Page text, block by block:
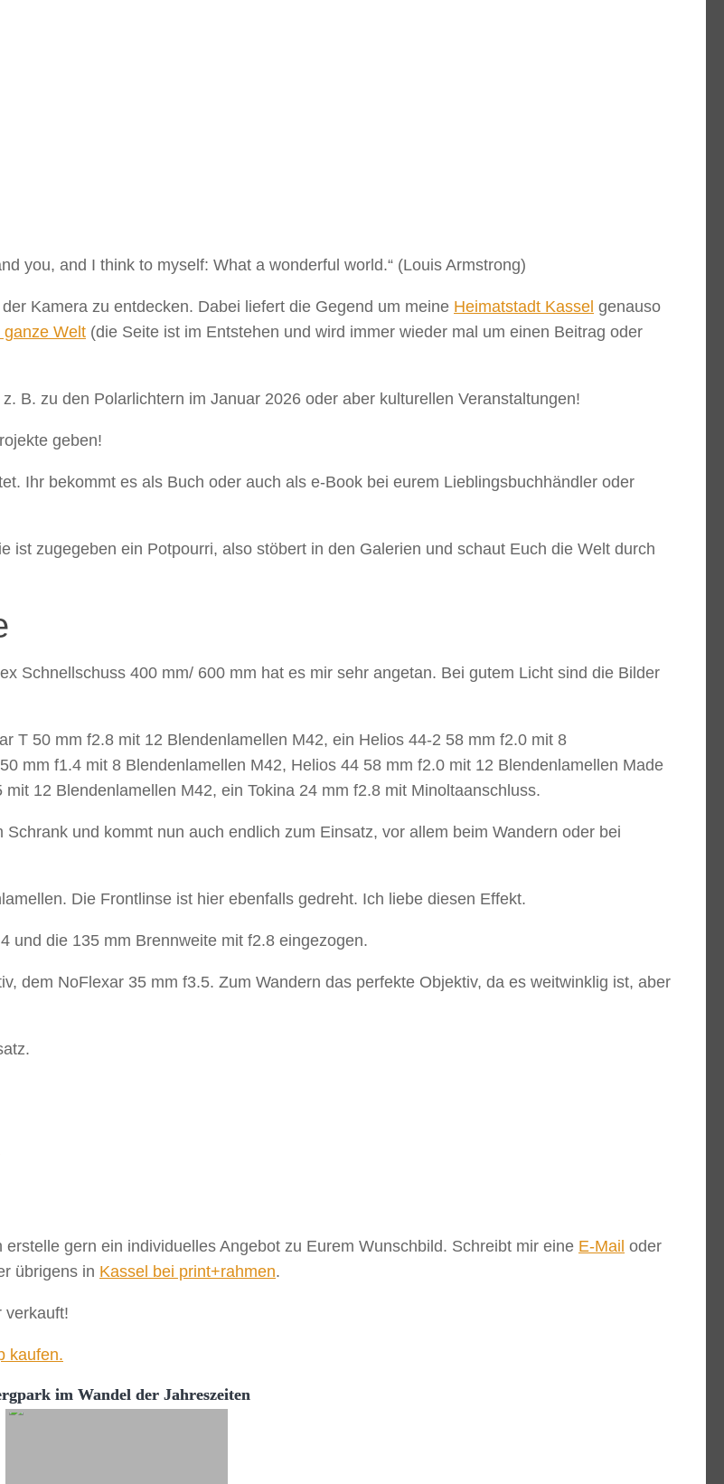
you, and I think to myself: What a wonderful world.“ (Louis Armstrong)
Kamera zu entdecken. Dabei liefert die Gegend um meine Heimatstadt Kassel genauso
ganze Welt (die Seite ist im Entstehen und wird immer wieder mal um einen Beitrag oder
B. zu den Polarlichtern im Januar 2026 oder aber kulturellen Veranstaltungen!
geben!
Ihr bekommt es als Buch oder auch als e-Book bei eurem Lieblingsbuchhändler oder
ist zugegeben ein Potpourri, also stöbert in den Galerien und schaut Euch die Welt durch
Schnellschuss 400 mm/ 600 mm hat es mir sehr angetan. Bei gutem Licht sind die Bilder
T 50 mm f2.8 mit 12 Blendenlamellen M42, ein Helios 44-2 58 mm f2.0 mit 8
mm f1.4 mit 8 Blendenlamellen M42, Helios 44 58 mm f2.0 mit 12 Blendenlamellen Made
12 Blendenlamellen M42, ein Tokina 24 mm f2.8 mit Minoltaanschluss.
und kommt nun auch endlich zum Einsatz, vor allem beim Wandern oder bei
Die Frontlinse ist hier ebenfalls gedreht. Ich liebe diesen Effekt.
und die 135 mm Brennweite mit f2.8 eingezogen.
dem NoFlexar 35 mm f3.5. Zum Wandern das perfekte Objektiv, da es weitwinklig ist, aber
gern ein individuelles Angebot zu Eurem Wunschbild. Schreibt mir eine E-Mail oder
übrigens in Kassel bei print+rahmen.
verkauft!
kaufen.
im Wandel der Jahreszeiten